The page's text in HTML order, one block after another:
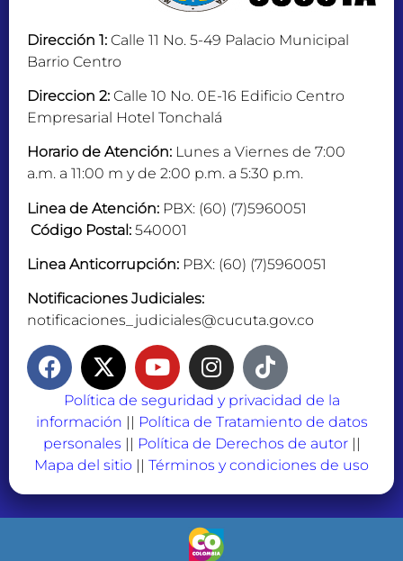
Dirección 1: Calle 11 No. 5-49 Palacio Municipal
Barrio Centro
Direccion 2: Calle 10 No. 0E-16 Edificio Centro
Empresarial Hotel Tonchalá
Horario de Atención: Lunes a Viernes de 7:00
a.m. a 11:00 m y de 2:00 p.m. a 5:30 p.m.
Linea de Atención: PBX: (60) (7)5960051
Código Postal: 540001
Linea Anticorrupción: PBX: (60) (7)5960051
Notificaciones Judiciales:
notificaciones_judiciales@cucuta.gov.co
Política de seguridad y privacidad de la
información || Política de Tratamiento de datos
personales || Política de Derechos de autor||
Mapa del sitio || Términos y condiciones de uso